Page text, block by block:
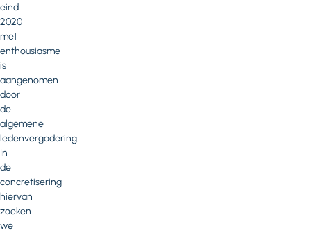
eind
2020
met
enthousiasme
is
aangenomen
door
de
algemene
ledenvergadering.
In
de
concretisering
hiervan
zoeken
we